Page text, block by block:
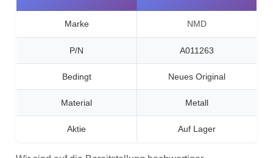
Marke NMD
P/N A011263
Bedingt Neues Original
Material Metall
Aktie Auf Lager